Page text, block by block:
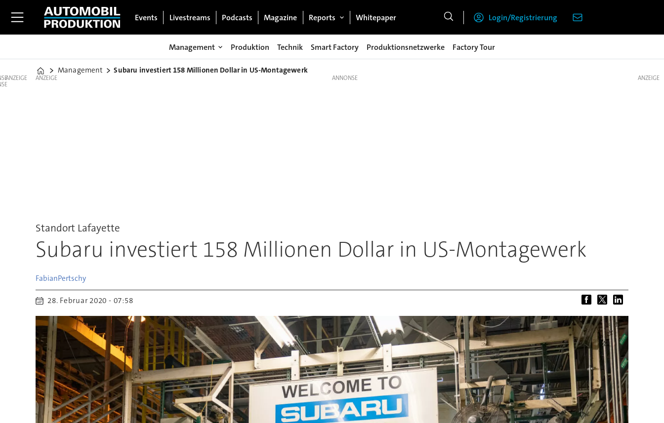
Events Livestreams Podcasts Magazine Reports Whitepaper Login/Registrierung
Management Produktion Technik Smart Factory Produktionsnetzwerke Factory Tour
Home
Management Subaru investiert 158 Millionen Dollar in US-Montagewerk
ANZEIGE ANZEIGE
Standort Lafayette
Subaru investiert 158 Millionen Dollar in US-Montagewerk
FabianPertschy
28. Februar 2020 - 07:58
ANZEIGE